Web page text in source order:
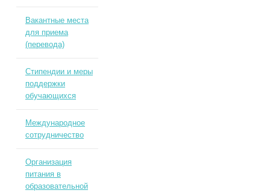
Вакантные места
для приема
(перевода)
Стипендии и меры
поддержки
обучающихся
Международное
сотрудничество
Организация
питания в
образовательной